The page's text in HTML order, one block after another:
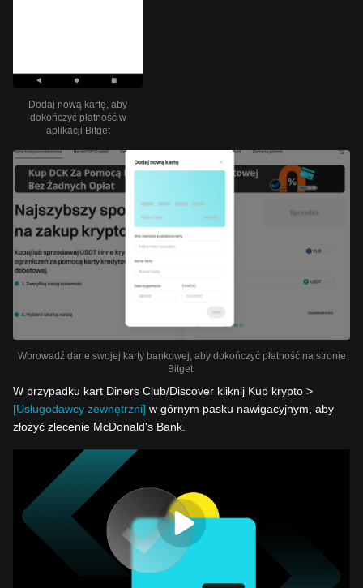
Dodaj nową kartę, aby
dokończyć płatność w
aplikacji Bitget
Wprowadź dane swojej karty bankowej, aby dokończyć płatność na stronie
Bitget.
W przypadku kart Diners Club/Discover kliknij Kup krypto >
[Usługodawcy zewnętrzni] w górnym pasku nawigacyjnym, aby
złożyć zlecenie McDonald's Bank.